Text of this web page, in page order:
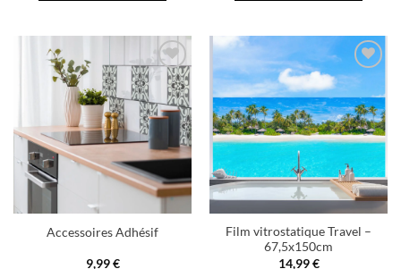
Add to
wishlist
Accessoires Adhésif
9,99€
Add to
wishlist
Film vitrostatique Travel –
67,5x150cm
14,99€